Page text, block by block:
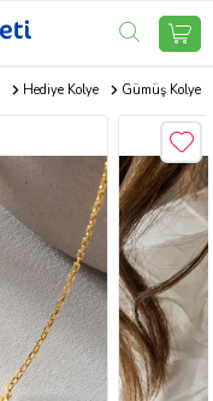
Hediye Kolye Gümüş Kolye